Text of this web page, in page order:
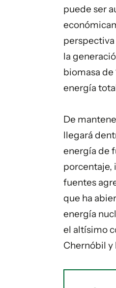
puede ser
perspectiva
la
biomasa de
energía
De
llegará
energía de
porcentaje,
fuentes
que ha
energía
el altísimo
Chernóbil y